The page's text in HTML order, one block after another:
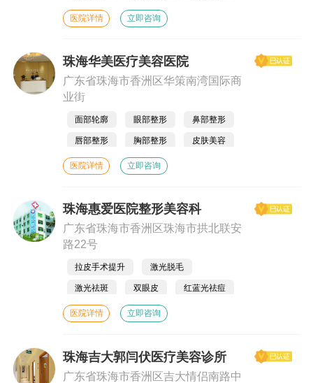
吸脂
医院详情 立即咨询
珠海华美医疗美容医院
广东省珠海市香洲区华策南湾国际商
业街
面部轮廓 眼部整形 鼻部整形
唇部整形 胸部整形 皮肤美容
吸脂
医院详情 立即咨询
珠海惠爱医院整形美容科
广东省珠海市香洲区珠海市拱北联安
路22号
拉皮手术提升 激光脱毛
激光祛斑 双眼皮 红蓝光祛痘
面部轮廓 注射塑形
医院详情 立即咨询
珠海吉大郭闫伏医疗美容诊所
广东省珠海市香洲区吉大情侣南路中